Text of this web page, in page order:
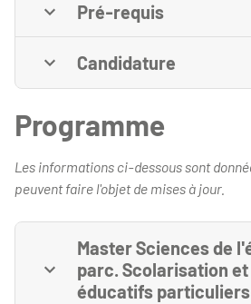
Pré-requis
Candidature
Programme
Les informations ci-dessous sont
peuvent faire l'objet de mises à jour.
Master Sciences de
parc. Scolarisation
éducatifs particuliers